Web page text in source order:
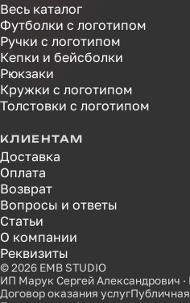
Весь каталог
Футболки с логотипом
Ручки с логотипом
Кепки и бейсболки
Рюкзаки
Кружки с логотипом
Толстовки с логотипом
КЛИЕНТАМ
Доставка
Оплата
Возврат
Вопросы и ответы
Статьи
О компании
Реквизиты
© 2026 EMB STUDIO
ИП Марук Сергей Александрович ·
Договор оказания услуг